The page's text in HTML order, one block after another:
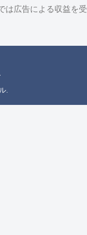
は広告による収益を受
.